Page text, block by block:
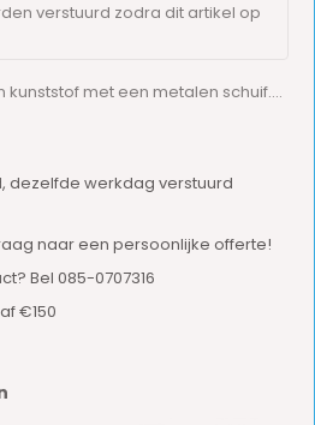
verstuurd zodra dit artikel op
met een metalen schuif....
dezelfde werkdag verstuurd
naar een persoonlijke offerte!
Bel 085-0707316
€150